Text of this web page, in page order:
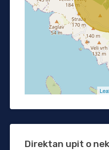
Direktan upit o